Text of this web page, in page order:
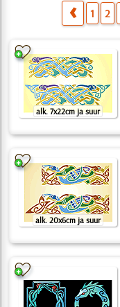
1 2
alk. 7x22cm ja suur
alk. 20x6cm ja suur